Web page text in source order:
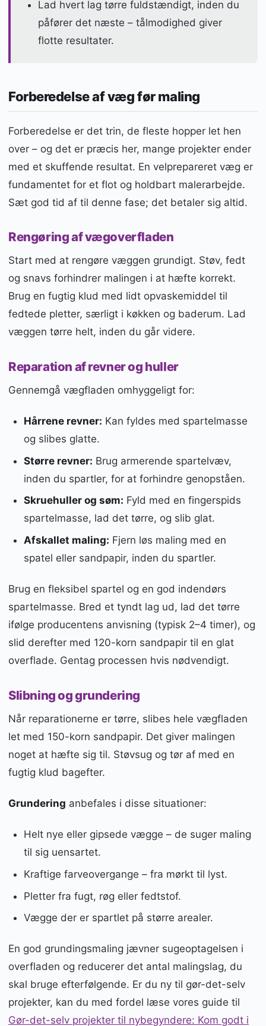
Lad hvert lag tørre fuldstændigt, inden du
påfører det næste – tålmodighed giver
flotte resultater.
Forberedelse af væg før maling
Forberedelse er det trin, de fleste hopper let hen
over – og det er præcis her, mange projekter ender
med et skuffende resultat. En velprepareret væg er
fundamentet for et flot og holdbart malerarbejde.
Sæt god tid af til denne fase; det betaler sig altid.
Rengøring af vægoverfladen
Start med at rengøre væggen grundigt. Støv, fedt
og snavs forhindrer malingen i at hæfte korrekt.
Brug en fugtig klud med lidt opvaskemiddel til
fedtede pletter, særligt i køkken og baderum. Lad
væggen tørre helt, inden du går videre.
Reparation af revner og huller
Gennemgå vægfladen omhyggeligt for:
Hårrene revner: Kan fyldes med spartelmasse
og slibes glatte.
Større revner: Brug armerende spartelvæv,
inden du spartler, for at forhindre genopståen.
Skruehuller og søm: Fyld med en fingerspids
spartelmasse, lad det tørre, og slib glat.
Afskallet maling: Fjern løs maling med en
spatel eller sandpapir, inden du spartler.
Brug en fleksibel spartel og en god indendørs
spartelmasse. Bred et tyndt lag ud, lad det tørre
ifølge producentens anvisning (typisk 2–4 timer), og
slid derefter med 120-korn sandpapir til en glat
overflade. Gentag processen hvis nødvendigt.
Slibning og grundering
Når reparationerne er tørre, slibes hele vægfladen
let med 150-korn sandpapir. Det giver malingen
noget at hæfte sig til. Støvsug og tør af med en
fugtig klud bagefter.
Grundering anbefales i disse situationer:
Helt nye eller gipsede vægge – de suger maling
til sig uensartet.
Kraftige farveovergange – fra mørkt til lyst.
Pletter fra fugt, røg eller fedtstof.
Vægge der er spartlet på større arealer.
En god grundingsmaling jævner sugeoptagelsen i
overfladen og reducerer det antal malingslag, du
skal bruge efterfølgende. Er du ny til gør-det-selv
projekter, kan du med fordel læse vores guide til
Gør-det-selv projekter til nybegyndere: Kom godt i